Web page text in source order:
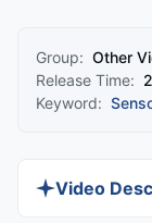
Group: Other
Release Time:
Keyword:
Video